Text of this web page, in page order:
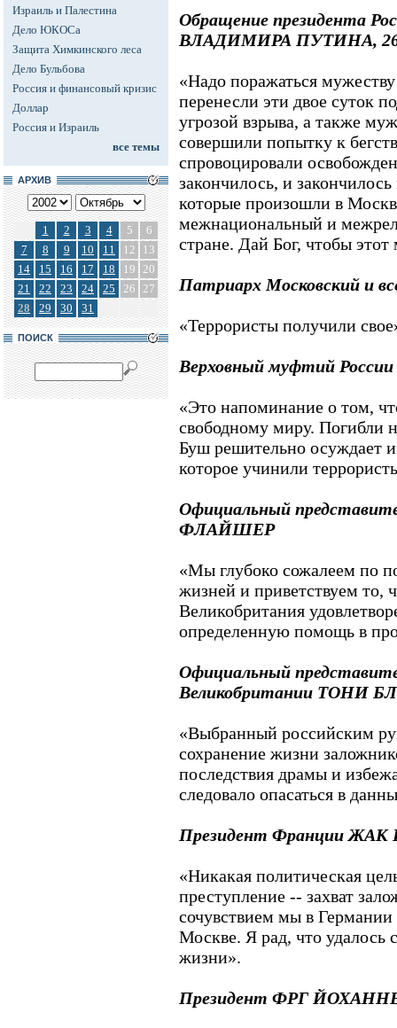
Израиль и Палестина
Дело ЮКОСа
Защита Химкинского леса
Дело Бульбова
Россия и финансовый кризис
Доллар
Россия и Израиль
все темы
АРХИВ
1 2 3 4 5
6
7
8 9 10 11 12
13
14
15 16 17 18 19 20
21
22 23 24 25 26 27
28
29 30 31
ПОИСК
Обращение президента
ВЛАДИМИРА ПУТИНА, 26
«Надо поражаться
перенесли эти двое суток
угрозой взрыва, а также
совершили попытку к
спровоцировали
закончилось, и
которые произошли в
межнациональный и
стране. Дай Бог, чтобы
Патриарх Московский и
«Террористы получили
Верховный муфтий
«Это напоминание о том,
свободному миру. Погибли
Буш решительно осуждает
которое учинили
Официальный
ФЛАЙШЕР
«Мы глубоко сожалеем по
жизней и приветствуем то,
Великобритания
определенную помощь в
Официальный
Великобритании ТОНИ
«Выбранный российским
сохранение жизни
последствия драмы и
следовало опасаться в
Президент Франции
«Никакая политическая
преступление -- захват
сочувствием мы в
Москве. Я рад, что удалось
жизни».
Президент ФРГ